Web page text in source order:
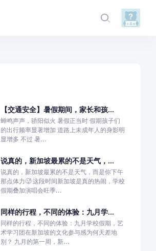
【交通安全】暑假期间，家长和孩...
蝉鸣声声，骄阳似火 暑假正当时 假期孩子们
的出行频率显著增加 道路上未成年人的身影明
显增多 不过 暑...
说真的，新加坡最累的不是天气，...
说真的，新加坡最累的不是天气，而是你下午
那点体力🥵 这段时间新加坡是真的热闹，学校
假期叠加演唱会旺季...
同样的行程，不同的体验：九月学...
同样的行程，不同的体验：九月学校假期，艺
术学习团在新加坡的文化参与感为何天差地
别？ 九月的第一周，新...